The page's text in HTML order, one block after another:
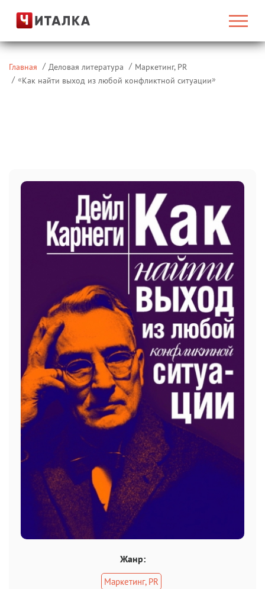
Главная Деловая литература
Маркетинг, PR
«Как найти выход из любой конфликтной ситуации»
Жанр:
Маркетинг, PR